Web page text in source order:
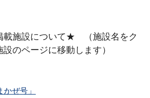
載施設について★ （施設名をク
のページに移動します）
ぜ号」